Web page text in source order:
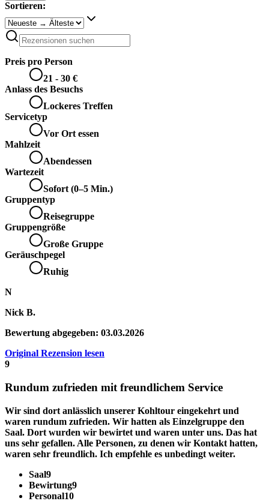
Sortieren:
Preis pro Person
21 - 30 €
Anlass des Besuchs
Lockeres Treffen
Servicetyp
Vor Ort essen
Mahlzeit
Abendessen
Wartezeit
Sofort (0–5 Min.)
Gruppentyp
Reisegruppe
Gruppengröße
Große Gruppe
Geräuschpegel
Ruhig
N
Nick B.
Bewertung abgegeben: 03.03.2026
Original Rezension lesen
9
Rundum zufrieden mit freundlichem Service
Wir sind dort anlässlich unserer Kohltour eingekehrt und
waren rundum zufrieden. Wir hatten als Einzelgruppe den
Saal. Dort wurden wir bewirtet und waren unter uns. Das hat
uns sehr gefallen. Alle Personen, zu denen wir Kontakt hatten,
waren sehr freundlich. Ich empfehle es unbedingt weiter.
Saal9
Bewirtung9
Personal10